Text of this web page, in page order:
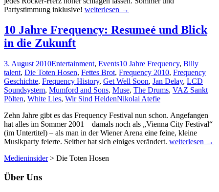
Partystimmung inklusive! Los
mit
dem
weiterlesen →
10 Jahre Frequency: Resumeé und Blick
in die Zukunft
3. August 2010Entertainment, Events10 Jahre Frequency, Billy
talent, Die Toten Hosen, Fettes Brot, Frequency 2010, Frequency
Geschichte, Frequency History, Get Well Soon, Jan Delay, LCD
Soundsystem, Mumford and Sons, Muse, The Drums, VAZ Sankt
Pölten, White Lies, Wir Sind HeldenNikolai Atefie
Zehn Jahre gibt es das Frequency Festival nun schon. Angefangen
hat alles im Sommer 2001 – damals noch als „Vienna City Festival“
(im Untertitel) – als man in der Wiener Arena eine feine, kleine
Musikparty feierte. Seither hat sich einiges verändert. 10
weiterlesen →
Medieninsider> Die Toten Hosen
Über Uns